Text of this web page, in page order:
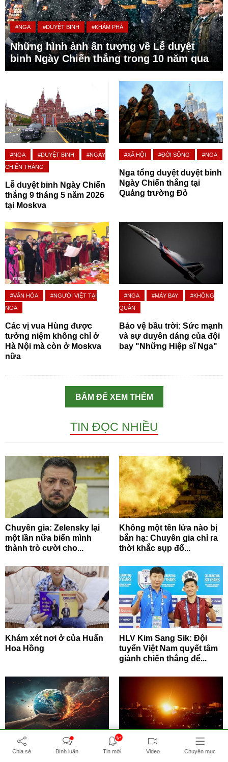
#NGA #DUYỆT BINH #KHÁM PHÁ
Những hình ảnh ấn tượng về Lễ duyệt
binh Ngày Chiến thắng trong 10 năm qua
#NGA #DUYỆT BINH
#NGÀY
CHIẾN THẮNG
Lễ duyệt binh Ngày Chiến
thắng 9 tháng 5 năm 2026
tại Moskva
#XÃ HỘI #ĐỜI SỐNG #NGA
Nga tổng duyệt duyệt binh
Ngày Chiến thắng tại
Quảng trường Đỏ
#VĂN HÓA
#NGƯỜI VIỆT TẠI
NGA
Các vị vua Hùng được
tưởng niệm không chỉ ở
Hà Nội mà còn ở Moskva
nữa
#NGA #MÁY BAY
#KHÔNG
QUÂN
Bảo vệ bầu trời: Sức mạnh
và sự duyên dáng của đội
bay "Những Hiệp sĩ Nga"
BẤM ĐỂ XEM THÊM
TIN ĐỌC NHIỀU
Chuyên gia: Zelensky lại
một lần nữa biến mình
thành trò cười cho...
Không một tên lửa nào bị
bắn hạ: Chuyên gia chỉ ra
thời khắc sụp đổ...
Khám xét nơi ở của Huấn
Hoa Hồng
HLV Kim Sang Sik: Đội
tuyển Việt Nam quyết tâm
giành chiến thắng để...
"Kế hoạch đáng sợ": Các
Nga tấn công vào các
Chia sẻ Bình luận
6+
Tin mới Video Chuyên mục